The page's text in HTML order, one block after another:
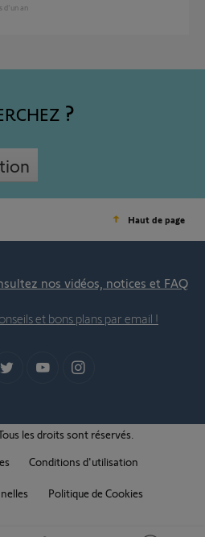
d'un an
Haut de page
nos vidéos, notices et FAQ
et bons plans par email !
les droits sont réservés.
Conditions d'utilisation
Politique de Cookies